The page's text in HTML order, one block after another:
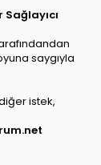
Sağlayıcı
saygıyla
istek,